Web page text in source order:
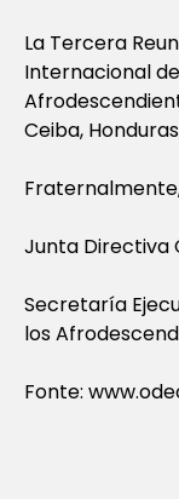
La Tercera
Internacional
Ceiba,
Junta Directiva
Secretaría
los
Fonte: